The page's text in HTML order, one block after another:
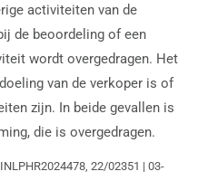
activiteiten van de
de beoordeling of een
wordt overgedragen. Het
van de verkoper is of
zijn. In beide gevallen is
die is overgedragen.
22/02351 | 03-